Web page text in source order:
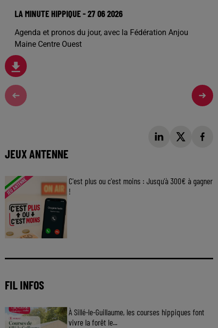
LA MINUTE HIPPIQUE - 27 06 2026
Agenda et pronos du jour, avec la Fédération Anjou
Maine Centre Ouest
JEUX ANTENNE
C'est plus ou c'est moins : Jusqu'à 300€ à gagner
!
FIL INFOS
À Sillé-le-Guillaume, les courses hippiques font
vivre la forêt le...